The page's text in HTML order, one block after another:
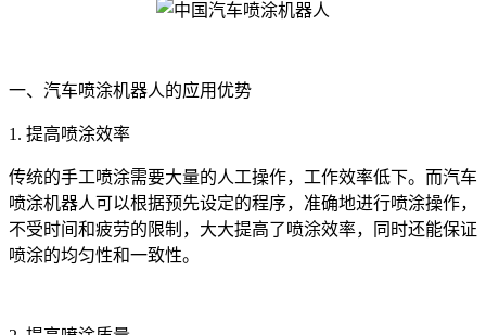
一、汽车喷涂机器人的应用优势
1. 提高喷涂效率
传统的手工喷涂需要大量的人工操作，工作效率低下。而汽车
喷涂机器人可以根据预先设定的程序，准确地进行喷涂操作，
不受时间和疲劳的限制，大大提高了喷涂效率，同时还能保证
喷涂的均匀性和一致性。